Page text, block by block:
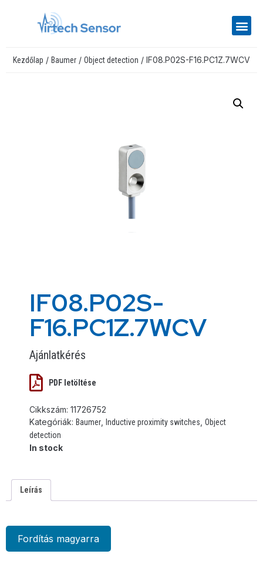
Kezdőlap / Baumer / Object detection / IF08.P02S-F16.PC1Z.7WCV
IF08.P02S-
F16.PC1Z.7WCV
Ajánlatkérés
PDF letöltése
Cikkszám: 11726752
Kategóriák: Baumer Inductive proximity switches Object
detection
In stock
Leírás
Fordítás magyarra